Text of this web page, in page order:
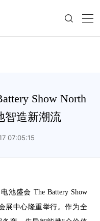
Show North
智造新潮流
07:05:15
池盛会 The Battery Show
展中心隆重举行。作为全